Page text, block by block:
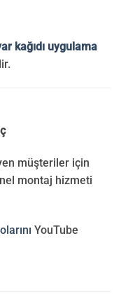
kağıdı uygulama
müşteriler için
montaj hizmeti
YouTube